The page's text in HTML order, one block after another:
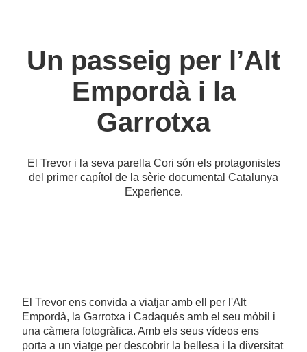
Un passeig per l’Alt
Empordà i la
Garrotxa
El Trevor i la seva parella Cori són els protagonistes
del primer capítol de la sèrie documental Catalunya
Experience.
El Trevor ens convida a viatjar amb ell per l'Alt
Empordà, la Garrotxa i Cadaqués amb el seu mòbil i
una càmera fotogràfica. Amb els seus vídeos ens
porta a un viatge per descobrir la bellesa i la diversitat